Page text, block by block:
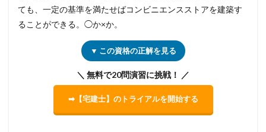
ても、一定の基準を満たせばコンビニエンスストアを建築す
ることができる。◯か×か。
▼ この資格の正解を見る
＼ 無料で20問演習に挑戦！ ／
➡【宅建士】のトライアルを開始する